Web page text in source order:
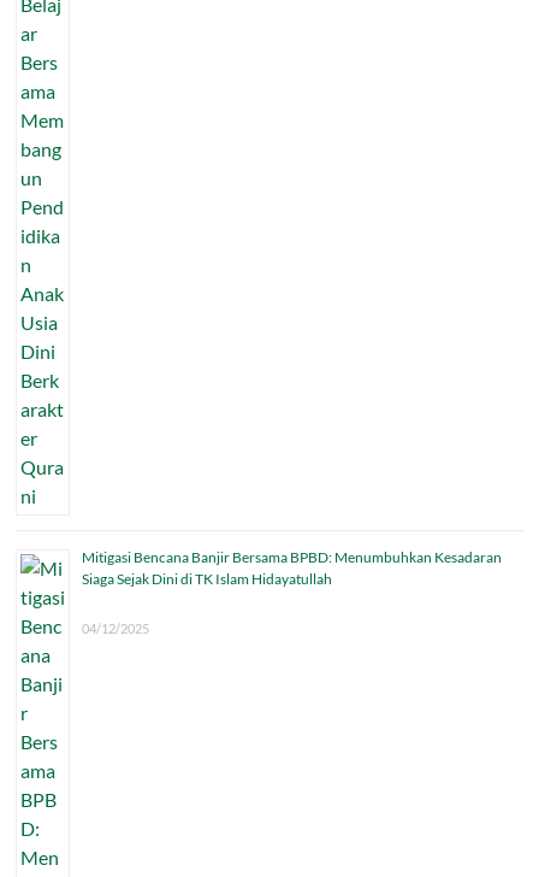
Mitigasi Bencana Banjir Bersama BPBD: Menumbuhkan Kesadaran
Siaga Sejak Dini di TK Islam Hidayatullah
04/12/2025